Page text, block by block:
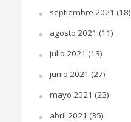
septiembre 2021 (18)
agosto 2021 (11)
julio 2021 (13)
junio 2021 (27)
mayo 2021 (23)
abril 2021 (35)